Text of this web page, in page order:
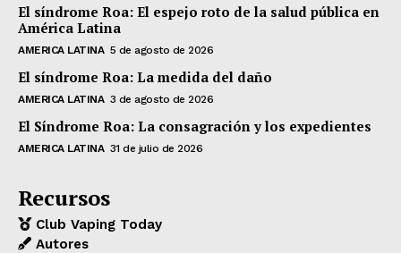
El síndrome Roa: El espejo roto de la salud pública en
América Latina
AMERICA LATINA 5 de agosto de 2026
El síndrome Roa: La medida del daño
AMERICA LATINA 3 de agosto de 2026
El Síndrome Roa: La consagración y los expedientes
AMERICA LATINA 31 de julio de 2026
Recursos
Club Vaping Today
Autores